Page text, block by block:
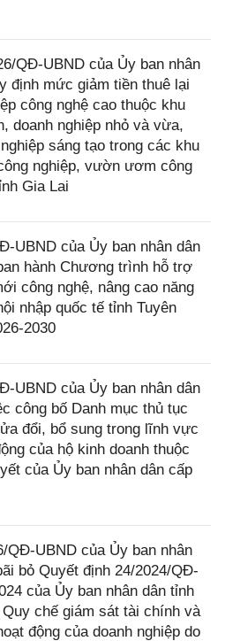
QĐ-UBND của Ủy ban nhân
định mức giảm tiền thuê lại
công nghệ cao thuộc khu
doanh nghiệp nhỏ và vừa,
sáng tạo trong các khu
nghiệp, vườn ươm công
Gia Lai
UBND của Ủy ban nhân dân
hành Chương trình hỗ trợ
công nghệ, nâng cao năng
nhập quốc tế tỉnh Tuyên
2030
UBND của Ủy ban nhân dân
công bố Danh mục thủ tục
đổi, bổ sung trong lĩnh vực
của hộ kinh doanh thuộc
của Ủy ban nhân dân cấp
QĐ-UBND của Ủy ban nhân
bỏ Quyết định 24/2024/QĐ-
của Ủy ban nhân dân tỉnh
Quy chế giám sát tài chính và
động của doanh nghiệp do